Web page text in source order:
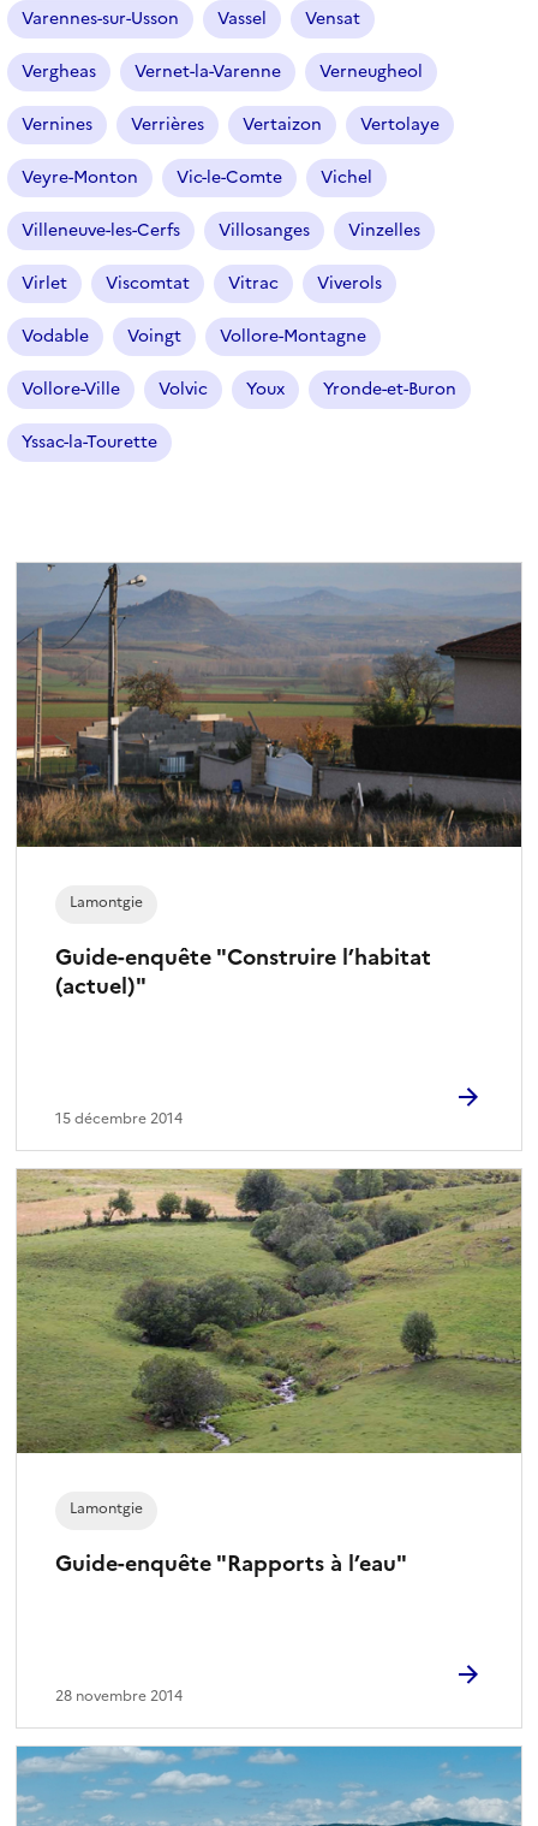
Varennes-sur-Usson Vassel Vensat
Vergheas Vernet-la-Varenne Verneugheol
Vernines Verrières Vertaizon Vertolaye
Veyre-Monton Vic-le-Comte Vichel
Villeneuve-les-Cerfs Villosanges Vinzelles
Virlet Viscomtat Vitrac Viverols
Vodable Voingt Vollore-Montagne
Vollore-Ville Volvic Youx Yronde-et-Buron
Yssac-la-Tourette
Guide-enquête "Construire l’habitat
(actuel)"
Lamontgie
15 décembre 2014
Guide-enquête "Rapports à l’eau"
Lamontgie
28 novembre 2014